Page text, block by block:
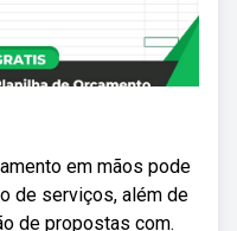
em mãos pode
de serviços, além de
de propostas com.